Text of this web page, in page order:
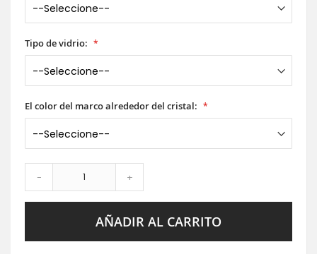
Tipo de vidrio:
El color del marco alrededor del cristal:
- +
AÑADIR AL CARRITO